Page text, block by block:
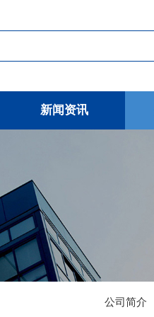
新闻资讯
公司简介